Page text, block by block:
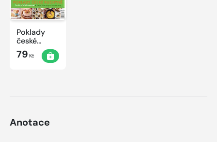
Poklady
české
kuchyně
79 Kč
Anotace